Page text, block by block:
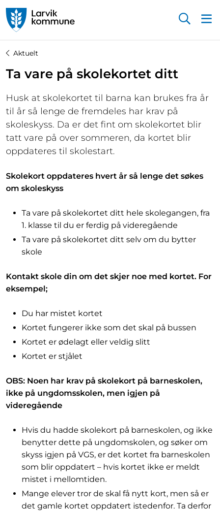
Aktuelt
Ta vare på skolekortet ditt
Husk at skolekortet til barna kan brukes fra år
til år så lenge de fremdeles har krav på
skoleskyss. Da er det fint om skolekortet blir
tatt vare på over sommeren, da kortet blir
oppdateres til skolestart.
Skolekort oppdateres hvert år så lenge det søkes
om skoleskyss
Ta vare på skolekortet ditt hele skolegangen, fra
1. klasse til du er ferdig på videregående
Ta vare på skolekortet ditt selv om du bytter
skole
Kontakt skole din om det skjer noe med kortet. For
eksempel;
Du har mistet kortet
Kortet fungerer ikke som det skal på bussen
Kortet er ødelagt eller veldig slitt
Kortet er stjålet
OBS: Noen har krav på skolekort på barneskolen,
ikke på ungdomsskolen, men igjen på
videregående
Hvis du hadde skolekort på barneskolen, og ikke
benytter dette på ungdomskolen, og søker om
skyss igjen på VGS, er det kortet fra barneskolen
som blir oppdatert – hvis kortet ikke er meldt
mistet i mellomtiden.
Mange elever tror de skal få nytt kort, men så er
det gamle kortet oppdatert istedenfor. Ta derfor